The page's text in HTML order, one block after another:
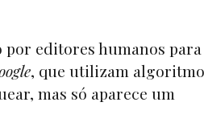
por editores humanos para
, que utilizam
mas só aparece um